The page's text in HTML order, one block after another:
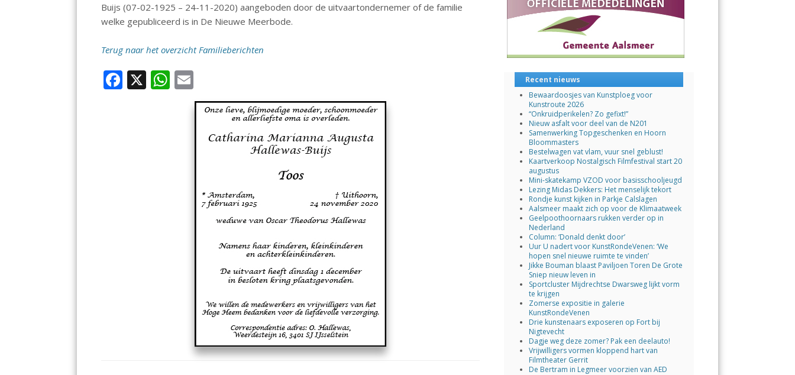
Buijs (07-02-1925 – 24-11-2020) aangeboden door de uitvaartondernemer of de familie
welke gepubliceerd is in De Nieuwe Meerbode.
Terug naar het overzicht Familieberichten
F
ac
X W
h m
ai
Recent nieuws
Bewaardoosjes van Kunstploeg voor
Kunstroute 2026
“Onkruidperikelen? Zo gefixt!”
Nieuw asfalt voor deel van de N201
Samenwerking Topgeschenken en Hoorn
Bloommasters
Bestelwagen vat vlam, vuur snel geblust!
Kaartverkoop Nostalgisch Filmfestival start 20
augustus
Mini-skatekamp VZOD voor basisschooljeugd
Lezing Midas Dekkers: Het menselijk tekort
Rondje kunst kijken in Parkje Calslagen
Aalsmeer maakt zich op voor de Klimaatweek
Geelpoothoornaars rukken verder op in
Nederland
Column: ‘Donald denkt door’
Uur U nadert voor KunstRondeVenen: ‘We
hopen snel nieuwe ruimte te vinden’
Jikke Bouman blaast Paviljoen Toren De Grote
Sniep nieuw leven in
Sportcluster Mijdrechtse Dwarsweg lijkt vorm
te krijgen
Zomerse expositie in galerie
KunstRondeVenen
Drie kunstenaars exposeren op Fort bij
Nigtevecht
Dagje weg deze zomer? Pak een deelauto!
Vrijwilligers vormen kloppend hart van
Filmtheater Gerrit
De Bertram in Legmeer voorzien van AED